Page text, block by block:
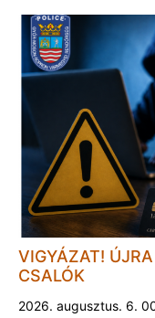
VIGYÁZAT!
CSALÓK
2026. augusztus. 6.